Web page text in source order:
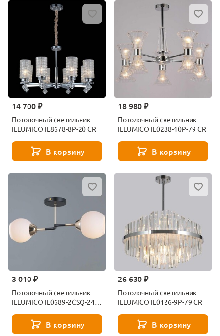
14 700 ₽
Потолочный светильник
ILLUMICO IL8678-8P-20 CR
В корзину
18 980 ₽
Потолочный светильник
ILLUMICO IL0288-10P-79 CR
В корзину
3 010 ₽
Потолочный светильник
ILLUMICO IL0689-2CSQ-24
В корзину
26 630 ₽
Потолочный светильник
ILLUMICO IL0126-9P-79 CR
В корзину